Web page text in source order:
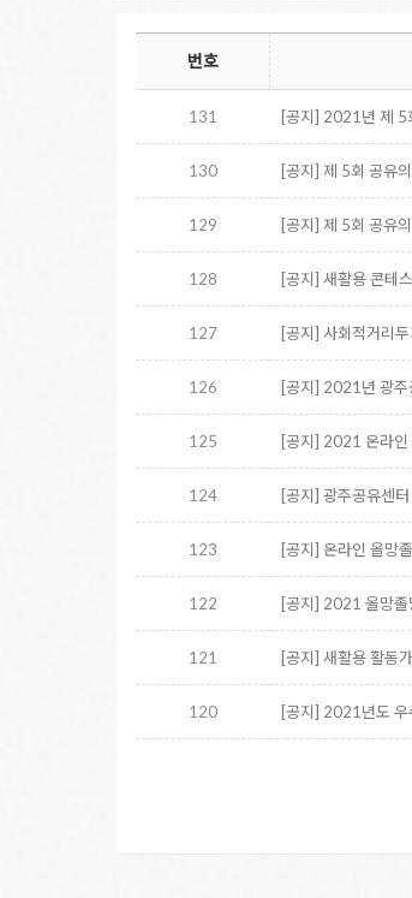
번호
131 [공지] 2021년 제 5
130 [공지] 제 5회 공유
129 [공지] 제 5회 공유
128 [공지] 새활용 콘테
127 [공지] 사회적거리
126 [공지] 2021년 광주
125 [공지] 2021 온라인
124 [공지] 광주공유센
123 [공지] 온라인 올망
122 [공지] 2021 올망졸
121 [공지] 새활용 활동
120 [공지] 2021년도 우